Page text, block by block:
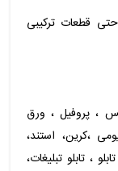
قطعات ترکیبی
، پروفیل ، ورق
،کرین، استند،
، تابلو تبلیغات،